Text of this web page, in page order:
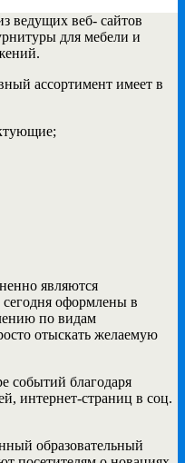
ведущих веб- сайтов
для мебели и
ассортимент имеет в
являются
оформлены в
по видам
отыскать желаемую
событий благодаря
интернет-страниц в соц.
образовательный